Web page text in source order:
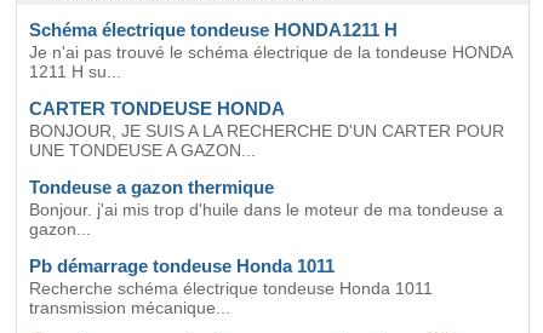
Schéma électrique tondeuse HONDA1211 H
Je n'ai pas trouvé le schéma électrique de la tondeuse HONDA
1211 H su...
CARTER TONDEUSE HONDA
BONJOUR, JE SUIS A LA RECHERCHE D'UN CARTER POUR
UNE TONDEUSE A GAZON...
Tondeuse a gazon thermique
Bonjour. j'ai mis trop d'huile dans le moteur de ma tondeuse a
gazon...
Pb démarrage tondeuse Honda 1011
Recherche schéma électrique tondeuse Honda 1011
transmission mécanique...